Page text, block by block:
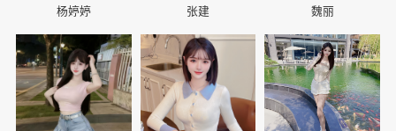
杨婷婷 张建 魏丽
📷 📷 📷